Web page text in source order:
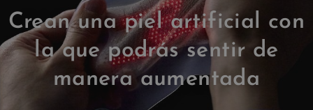
Crean una piel artificial con
la que podrás sentir de
manera aumentada